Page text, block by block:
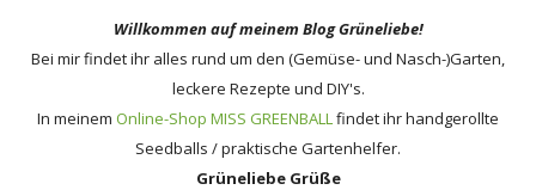
Willkommen auf meinem Blog Grüneliebe!
Bei mir findet ihr alles rund um den (Gemüse- und Nasch-)Garten,
leckere Rezepte und DIY's.
In meinem Online-Shop MISS GREENBALLfindet ihr handgerollte
Seedballs / praktische Gartenhelfer.
Grüneliebe Grüße